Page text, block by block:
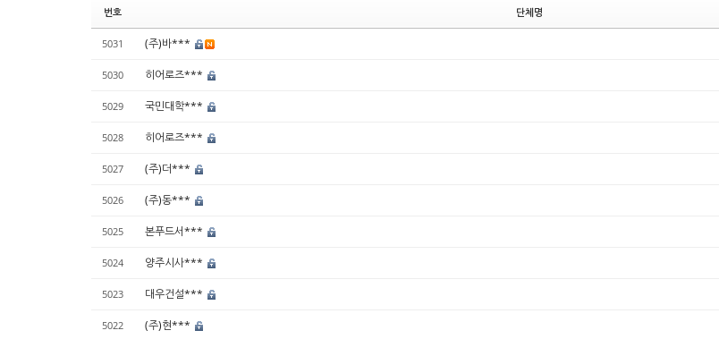
번호 단체명
5031 (주)바***
5030 히어로즈***
5029 국민대학***
5028 히어로즈***
5027 (주)더***
5026 (주)동***
5025 본푸드서***
5024 양주시사***
5023 대우건설***
5022 (주)현***